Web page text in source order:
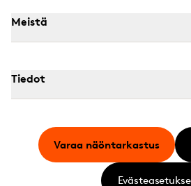
Meistä
Tiedot
Varaa näöntarkastus